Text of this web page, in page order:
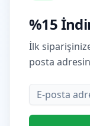
%15
İlk
posta
E-posta